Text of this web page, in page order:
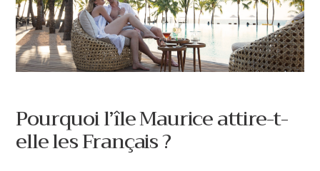
Pourquoi l’île Maurice attire-t-
elle les Français ?